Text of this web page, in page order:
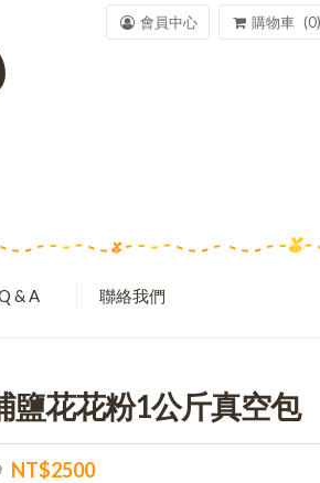
& A 聯絡我們
鹽花花粉1公斤真空包
NT$2500
購物車 0
會員中心